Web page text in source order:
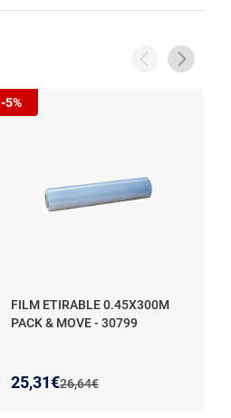
FILM ETIRABLE 0.45X300M
PACK & MOVE - 30799
Ancien prix :
26,64€
Nouveau prix :
25,31€
Réduction de :
-5%